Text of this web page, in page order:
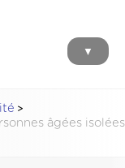
▼
âgées isolées